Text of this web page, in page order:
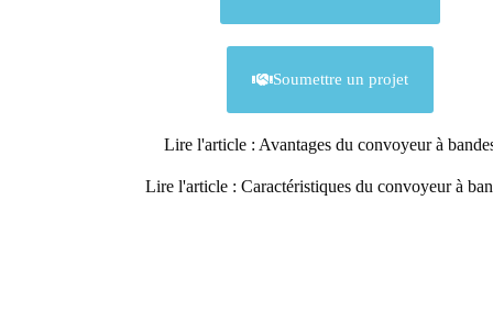
Soumettre un projet
Lire l'article : Avantages du convoyeur à
Lire l'article : Caractéristiques du convoyeur à